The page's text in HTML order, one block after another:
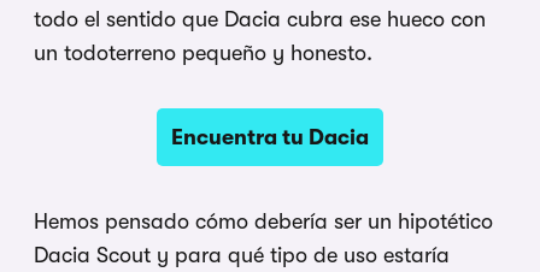
todo el sentido que Dacia cubra ese hueco con
un todoterreno pequeño y honesto.
Encuentra tu Dacia
Hemos pensado cómo debería ser un hipotético
Dacia Scout y para qué tipo de uso estaría